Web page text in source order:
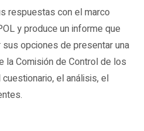
respuestas con el marco
y produce un informe que
opciones de presentar una
la Comisión de Control de los
el análisis, el